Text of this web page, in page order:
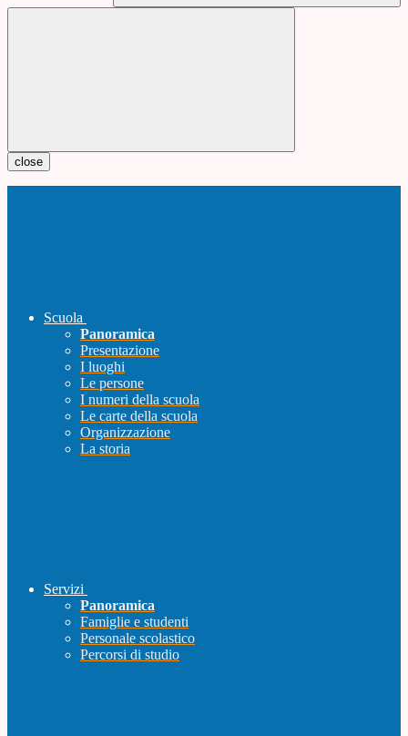
close
Scuola
Panoramica
Presentazione
I luoghi
Le persone
I numeri della scuola
Le carte della scuola
Organizzazione
La storia
Servizi
Panoramica
Famiglie e studenti
Personale scolastico
Percorsi di studio